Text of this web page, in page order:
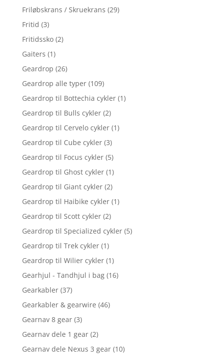
Friløbskrans / Skruekrans (29)
Fritid (3)
Fritidssko (2)
Gaiters (1)
Geardrop (26)
Geardrop alle typer (109)
Geardrop til Bottechia cykler (1)
Geardrop til Bulls cykler (2)
Geardrop til Cervelo cykler (1)
Geardrop til Cube cykler (3)
Geardrop til Focus cykler (5)
Geardrop til Ghost cykler (1)
Geardrop til Giant cykler (2)
Geardrop til Haibike cykler (1)
Geardrop til Scott cykler (2)
Geardrop til Specialized cykler (5)
Geardrop til Trek cykler (1)
Geardrop til Wilier cykler (1)
Gearhjul - Tandhjul i bag (16)
Gearkabler (37)
Gearkabler & gearwire (46)
Gearnav 8 gear (3)
Gearnav dele 1 gear (2)
Gearnav dele Nexus 3 gear (10)